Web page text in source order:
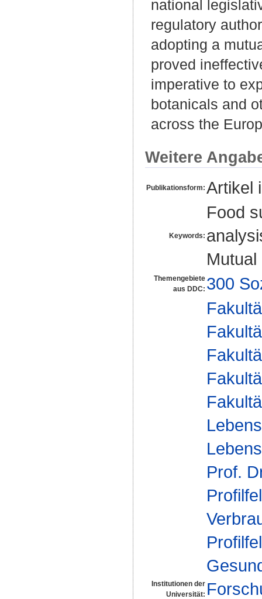
national
regulatory
adopting a
proved
imperative to
botanicals and
across the
Weitere
Publikationsform: Artikel
Keywords:
Food
Themengebiete
aus DDC: 300
Institutionen der
Universität:
Prof.